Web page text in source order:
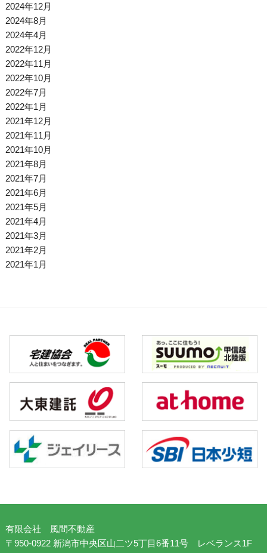
2024年12月
2024年8月
2024年4月
2022年12月
2022年11月
2022年10月
2022年7月
2022年1月
2021年12月
2021年11月
2021年10月
2021年8月
2021年7月
2021年6月
2021年5月
2021年4月
2021年3月
2021年2月
2021年1月
有限会社 風間不動産
〒950-0922 新潟市中央区山二ツ5丁目6番11号 レベランス1F